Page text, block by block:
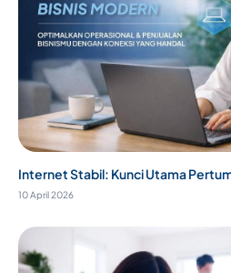
Internet Stabil: Kunci Utama
10 April 2026